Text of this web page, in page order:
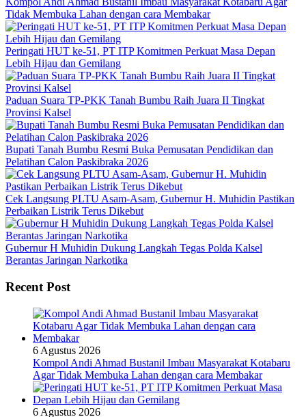
Tidak Membuka Lahan dengan cara Membakar
Peringati HUT ke-51, PT ITP Komitmen Perkuat Masa Depan
Lebih Hijau dan Gemilang
Paduan Suara TP-PKK Tanah Bumbu Raih Juara II Tingkat
Provinsi Kalsel
Bupati Tanah Bumbu Resmi Buka Pemusatan Pendidikan dan
Pelatihan Calon Paskibraka 2026
Cek Langsung PLTU Asam-Asam, Gubernur H. Muhidin Pastikan
Perbaikan Listrik Terus Dikebut
Gubernur H Muhidin Dukung Langkah Tegas Polda Kalsel
Berantas Jaringan Narkotika
Recent Post
6 Agustus 2026
Kompol Andi Ahmad Bustanil Imbau Masyarakat Kotabaru
Agar Tidak Membuka Lahan dengan cara Membakar
6 Agustus 2026